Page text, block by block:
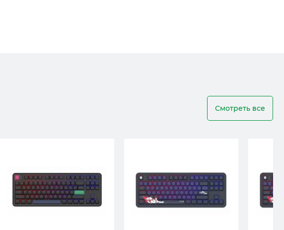
Смотреть все